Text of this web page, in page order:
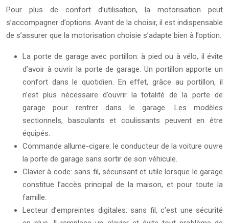
Pour plus de confort d’utilisation, la motorisation peut
s’accompagner d’options. Avant de la choisir, il est indispensable
de s’assurer que la motorisation choisie s’adapte bien à l’option.
La porte de garage avec portillon: à pied ou à vélo, il évite
d’avoir à ouvrir la porte de garage. Un portillon apporte un
confort dans le quotidien. En effet, grâce au portillon, il
n’est plus nécessaire d’ouvrir la totalité de la porte de
garage pour rentrer dans le garage. Les modèles
sectionnels, basculants et coulissants peuvent en être
équipés.
Commande allume-cigare: le conducteur de la voiture ouvre
la porte de garage sans sortir de son véhicule.
Clavier à code: sans fil, sécurisant et utile lorsque le garage
constitue l’accès principal de la maison, et pour toute la
famille.
Lecteur d’empreintes digitales: sans fil, c’est une sécurité